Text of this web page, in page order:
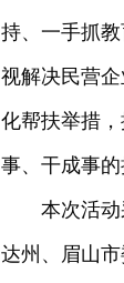
持、一手抓
视解决民营
化帮扶举措
事、干成事的
本次活
达州、眉山